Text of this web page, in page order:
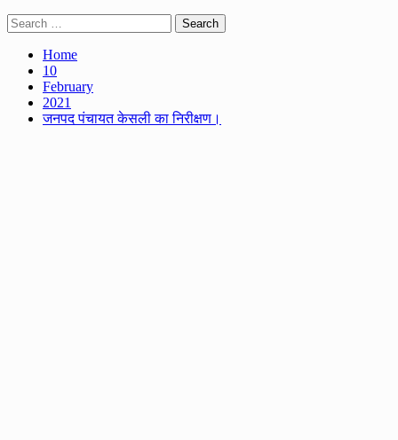
Search
for:
Home
10
February
2021
जनपद पंचायत केसली का निरीक्षण।